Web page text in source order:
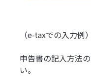
（e-taxでの入力例）
申告書の記入方法
い。